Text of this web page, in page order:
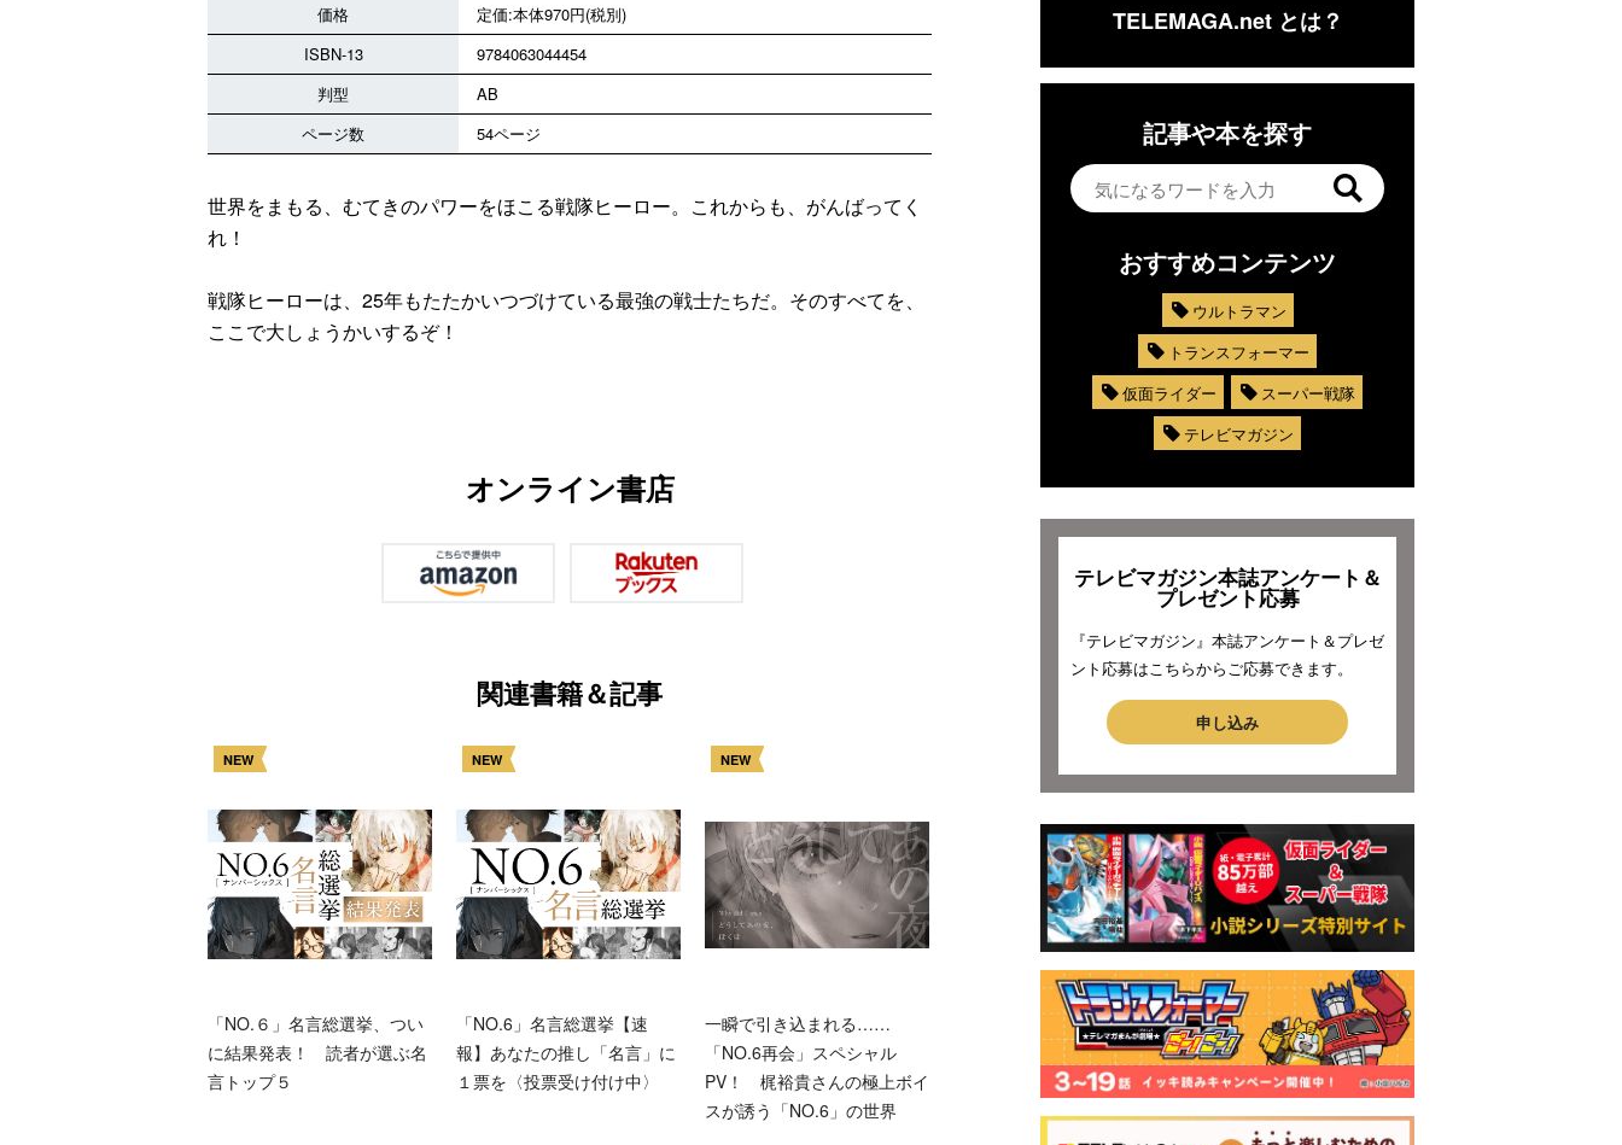
価格
定価:本体970円(税別)
ISBN-13
9784063044454
判型
AB
ページ数
54ページ
世界をまもる、むてきのパワーをほこる戦隊ヒーロー。これからも、がんばってく
れ！
戦隊ヒーローは、25年もたたかいつづけている最強の戦士たちだ。そのすべてを、
ここで大しょうかいするぞ！
オンライン書店
関連書籍＆記事
NEW
「NO.６」名言総選挙、つい
に結果発表！ 読者が選ぶ名
言トップ５
NEW
「NO.6」名言総選挙【速
報】あなたの推し「名言」に
１票を〈投票受け付け中〉
NEW
一瞬で引き込まれる……
「NO.6再会」スペシャル
PV！ 梶裕貴さんの極上ボイ
スが誘う「NO.6」の世界
TELEMAGA.net とは？
記事や本を探す
おすすめコンテンツ
ウルトラマン
トランスフォーマー
仮面ライダー
スーパー戦隊
テレビマガジン
テレビマガジン本誌アンケート＆
プレゼント応募
『テレビマガジン』本誌アンケート＆プレゼ
ント応募はこちらからご応募できます。
申し込み